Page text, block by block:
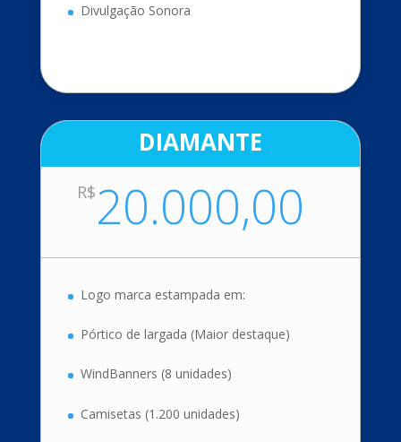
Divulgação Sonora
DIAMANTE
R$20.000,00
Logo marca estampada em:
Pórtico de largada (Maior destaque)
WindBanners (8 unidades)
Camisetas (1.200 unidades)